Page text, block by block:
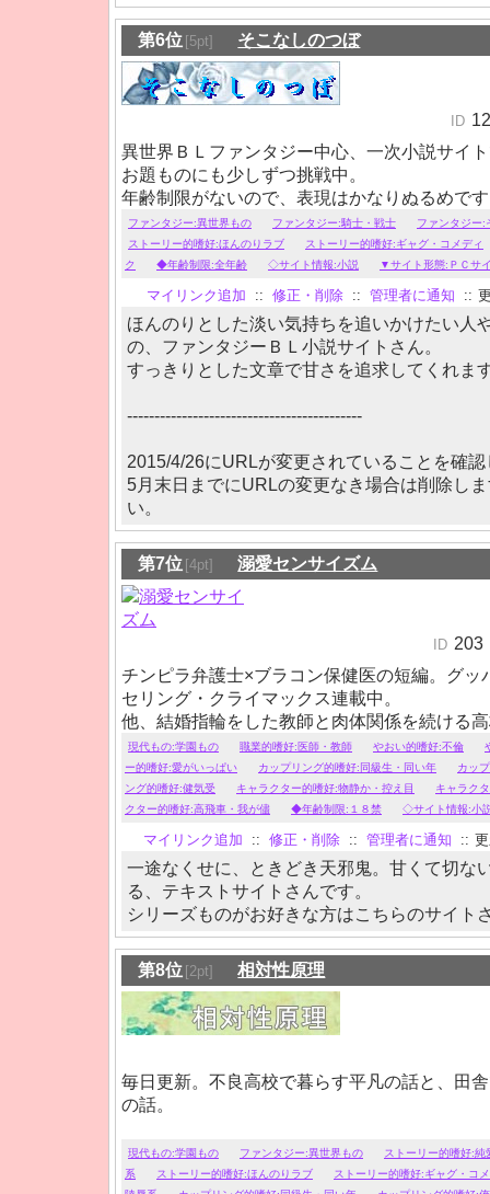
第6位 [5pt] そこなしのつぼ
ID
異世界ＢＬファンタジー中心、一次小説サイ
お題ものにも少しずつ挑戦中。
年齢制限がないので、表現はかなりぬるめで
ファンタジー:異世界もの ファンタジー:騎士・戦士
ファンタジー:
ストーリー的嗜好:ほんのりラブ
ストーリー的嗜好:ギャグ・コメディ
ク
◆年齢制限:全年齢 ◇サイト情報:小説 ▼サイト形態:ＰＣサ
マイリンク追加 :: 修正・削除 :: 管理者に通知 ::
ほんのりとした淡い気持ちを追いかけたい人
の、ファンタジーＢＬ小説サイトさん。
すっきりとした文章で甘さを追求してくれま
-------------------------------------------
2015/4/26にURLが変更されていることを確
5月末日までにURLの変更なき場合は削除し
い。
第7位 [4pt] 溺愛センサイズム
ID 203
チンピラ弁護士×ブラコン保健医の短編。グッ
セリング・クライマックス連載中。
他、結婚指輪をした教師と肉体関係を続ける
少し鬼畜な寮長にひたすら振り回される弱気
など、甘く切ない物語がお好みの方はどうぞ
現代もの:学園もの 職業的嗜好:医師・教師 やおい的嗜好:不倫
ー的嗜好:愛がいっぱい
カップリング的嗜好:同級生・同い年
カッ
ング的嗜好:健気受
キャラクター的嗜好:物静か・控え目
キャラク
クター的嗜好:高飛車・我が儘
◆年齢制限:１８禁 ◇サイト情報:小
マイリンク追加 :: 修正・削除 :: 管理者に通知 ::
一途なくせに、ときどき天邪鬼。甘くて切な
る、テキストサイトさんです。
シリーズものがお好きな方はこちらのサイト
第8位 [2pt] 相対性原理
毎日更新。不良高校で暮らす平凡の話と、田
の話。
現代もの:学園もの ファンタジー:異世界もの
ストーリー的嗜好:純
系
ストーリー的嗜好:ほんのりラブ
ストーリー的嗜好:ギャグ・コ